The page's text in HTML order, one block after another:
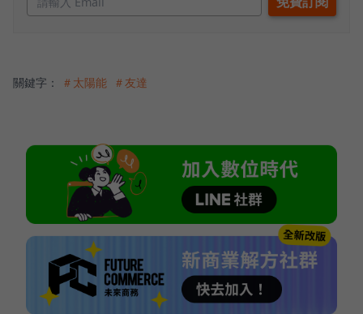
關鍵字： ＃太陽能 ＃友達